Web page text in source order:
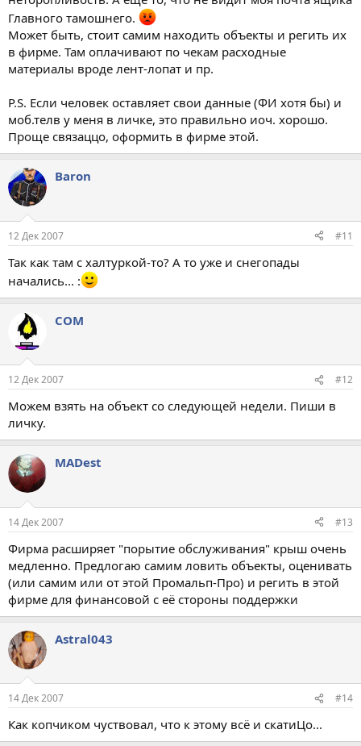
Главного тамошнего.
Может быть, стоит самим находить объекты и регить их
в фирме. Там оплачивают по чекам расходные
материалы вроде лент-лопат и пр.
P.S. Если человек оставляет свои данные (ФИ хотя бы) и
моб.телв у меня в личке, это правильно иоч. хорошо.
Проще связаццо, оформить в фирме этой.
Baron
12 Дек 2007 #11
Так как там с халтуркой-то? А то уже и снегопады
начались... :
COM
12 Дек 2007 #12
Можем взять на объект со следующей недели. Пиши в
личку.
MADest
14 Дек 2007 #13
Фирма расширяет "порытие обслуживания" крыш очень
медленно. Предлогаю самим ловить объекты, оценивать
(или самим или от этой Промальп-Про) и регить в этой
фирме для финансовой с её стороны поддержки
Astral043
14 Дек 2007 #14
Как копчиком чуствовал, что к этому всё и скатиЦо...